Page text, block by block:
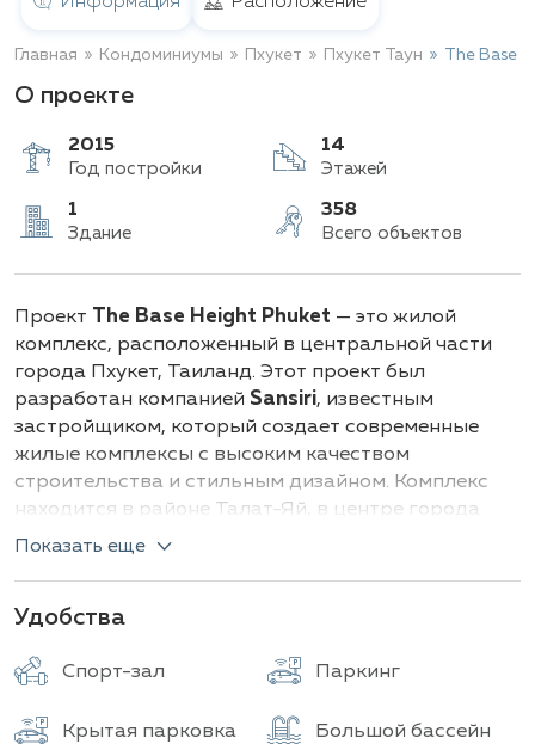
Главная Кондоминиумы Пхукет Пхукет Таун The Base
О проекте
2015
Год постройки
14
Этажей
1
Здание
358
Всего объектов
Проект The Base Height Phuket — это жилой
комплекс, расположенный в центральной части
города Пхукет, Таиланд. Этот проект был
разработан компанией Sansiri, известным
застройщиком, который создает современные
жилые комплексы с высоким качеством
строительства и стильным дизайном. Комплекс
находится в районе Талат-Яй, в центре города
Пхукет, что позволяет легко добраться до пляжей,
строительства комплекса было в 2015 году.
расположено 358 квартир.
Типы квартир:
Показать еще
Удобства
Спорт-зал Паркинг
Крытая парковка Большой бассейн